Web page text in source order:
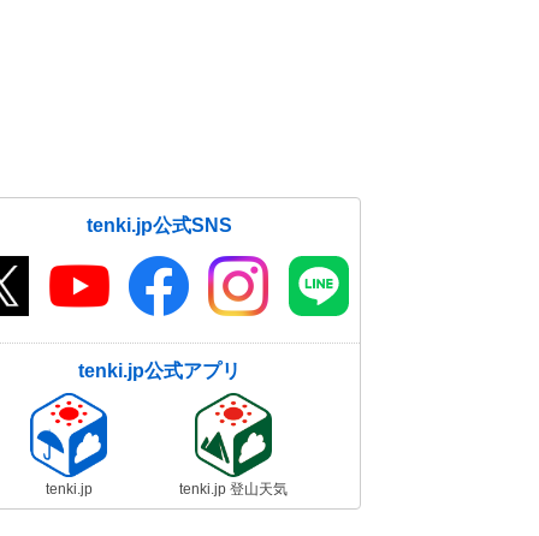
tenki.jp公式SNS
tenki.jp公式アプリ
tenki.jp tenki.jp 登山天気